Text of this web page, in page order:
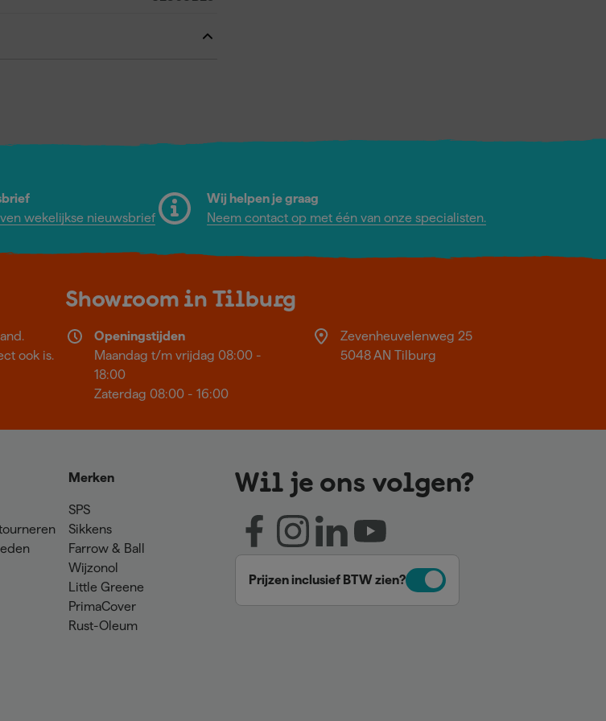
wekelijkse nieuwsbrief
Wij helpen je graag
Neem contact op met één van onze specialisten.
ook is.
Showroom in Tilburg
Openingstijden
Maandag t/m vrijdag 08:00 -
18:00
Zaterdag 08:00 - 16:00
Zevenheuvelenweg 25
5048 AN Tilburg
Merken
SPS
Sikkens
Farrow & Ball
Wijzonol
Little Greene
PrimaCover
Rust-Oleum
Wil je ons volgen?
Prijzen inclusief BTW zien?